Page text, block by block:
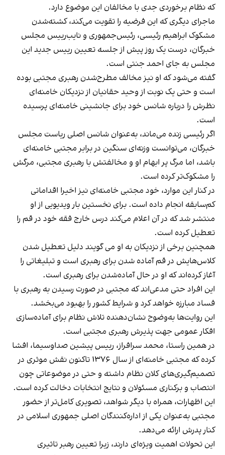
که نظام برخوردی جدی با مخالفان این موضوع دارد.
ماجرای دیگری که این فرضیه را تقویت می‌کند، کشته‌شدن
مشکوک ابراهیم رئیسی، رئیس‌جمهوری و نایب‌رییس مجلس
خبرگان، درست یک روز پیش از جلسه تعیین رییس جدید این
مجلس به جای احمد جنتی است.
گفته می‌شود که او نیز مخالف مطرح‌شدن رهبری مجتبی بوده
است و حتی یک نوبت از وحید حقانیان از نزدیکان خامنه‌ای
نظرش را درباره شانس خود برای جانشینی خامنه‌ای پرسیده
است.
اگر رئیسی زنده می‌ماند، به‌عنوان شانس اصلی ریاست مجلس
خبرگان، می‌توانست وزنه‌ای سنگین در برابر مجتبی خامنه‌ای
باشد، اما مرگ پر ابهام او و مخالفتش با رهبری مجتبی، مرگش
را مشکوک‌تر کرده است.
در کنار این موارد، خود مجتبی خامنه‌ای نیز اخیرا اقداماتی
کم‌سابقه انجام داده است. برای نخستین بار ویدیویی از او
منتشر شد که در آن اعلام می‌کند درس خارج فقه خود در قم را
تعطیل کرده است.
همچنین برخی از نزدیکان به او می گویند دلیل تعطیل شدن
کلاس‌هایش در قم آماده شدن برای رهبری است و تبلیغاتی را
آغاز کرده‌اند که او در حال آماده‌شدن برای رهبری است.
این افراد حتی مدعی‌اند که مجتبی در صورت رسیدن به رهبری با
فساد مبارزه خواهد کرد و شرایط کشور را بهبود می‌بخشد.
این روایت‌ها به‌وضوح نشان‌دهنده تلاش نظام برای آماده‌سازی
افکار عمومی جهت پذیرش رهبری مجتبی است.
در همین راستا، محمد سرافراز، رییس پیشین صداوسیما، افشا
کرده که مجتبی خامنه‌ای از سال ۱۳۷۶ تاکنون نقش موثری در
تصمیم‌گیری‌های کلان نظام داشته و حتی در موضوعاتی چون
انتصاب و برکناری مسئولان و نتایج انتخابات دخالت کرده است.
این اظهارات، همراه با دیگر شواهد، تصویری کامل‌تر از حضور
مجتبی به‌عنوان یکی از اداره‌کنندگان اصلی جمهوری اسلامی در
کنار پدرش ارائه می‌دهد.
این تحولات اهمیت ویژه‌ای دارند، زیرا تعیین رهبر تاثیری